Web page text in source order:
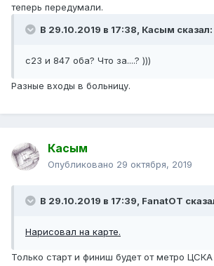
теперь передумали.
В 29.10.2019 в 17:38, Касым сказал:
с23 и 847 оба? Что за....? )))
Разные входы в больницу.
Касым
Опубликовано 29 октября, 2019
В 29.10.2019 в 17:39, FanatOT
Нарисовал на карте.
Только старт и финиш будет от метро